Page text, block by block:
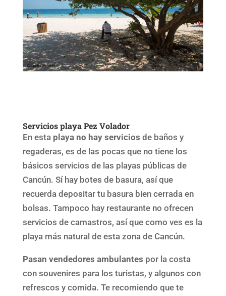
Servicios playa Pez Volador
En esta playa no hay servicios de baños y
regaderas, es de las pocas que no tiene los
básicos servicios de las playas públicas de
Cancún. Sí hay botes de basura, así que
recuerda depositar tu basura bien cerrada en
bolsas. Tampoco hay restaurante no ofrecen
servicios de camastros, así que como ves es la
playa más natural de esta zona de Cancún.
Pasan vendedores ambulantes por la costa
con souvenires para los turistas, y algunos con
refrescos y comida. Te recomiendo que te